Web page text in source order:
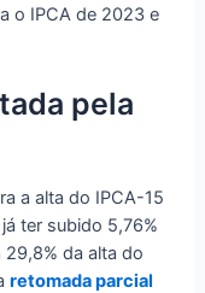
o IPCA de 2023 e
pela
a alta do IPCA-15
ter subido 5,76%
da alta do
retomada parcial